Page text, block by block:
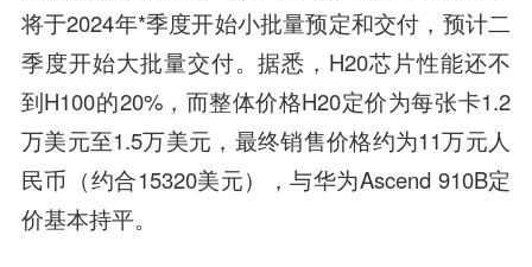
将于2024年*季度开始小批量预定和交付，预计二
季度开始大批量交付。据悉，H20芯片性能还不
到H100的20%，而整体价格H20定价为每张卡1.2
万美元至1.5万美元，最终销售价格约为11万元人
民币（约合15320美元），与华为Ascend 910B定
价基本持平。